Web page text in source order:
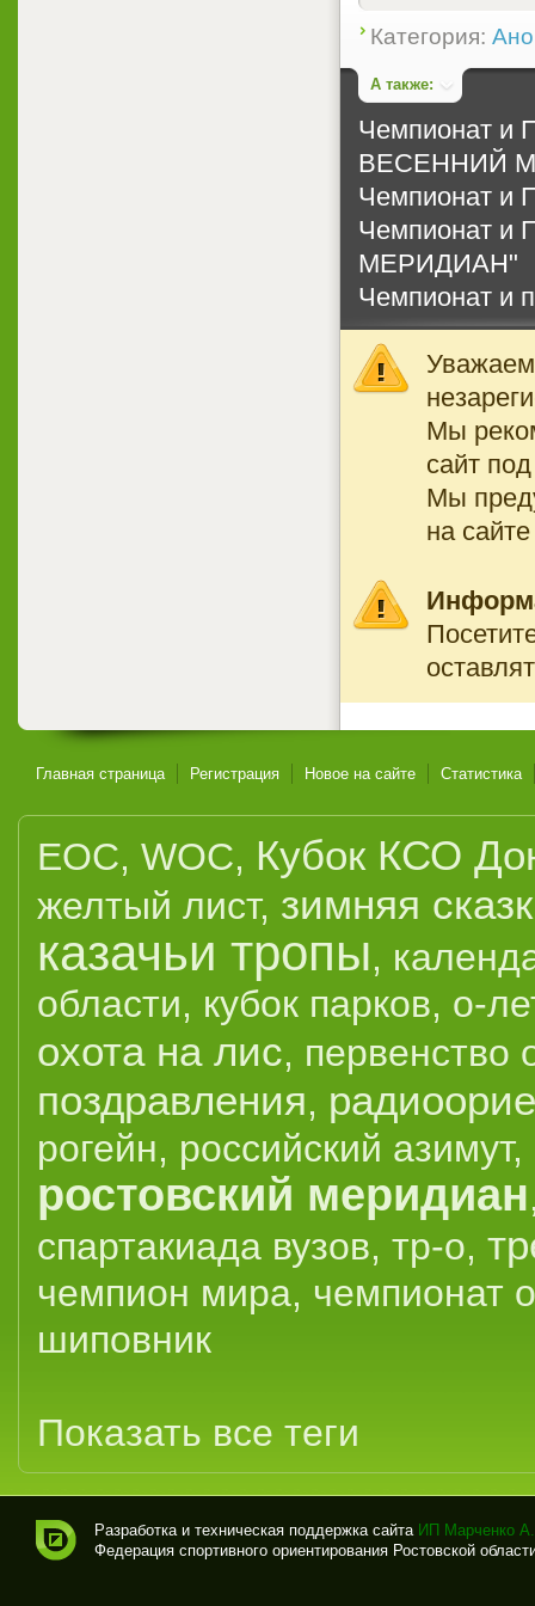
Категория:
А также:
Чемпионат и
ВЕСЕННИЙ
Чемпионат и
Чемпионат и
МЕРИДИАН"
Чемпионат и
Мы
сайт
Мы
на
Главная страница Регистрация Новое на сайте Статистика
EOC, WOC, Кубок КСО
желтый лист, зимняя
казачьи тропы,
области, кубок парков, о-
охота на лис, первенство
поздравления,
рогейн, российский азимут,
ростовский меридиан
спартакиада вузов, тр-о,
чемпион мира, чемпионат
шиповник
Показать все теги
Разработка и техническая поддержка сайта ИП Марченко
Федерация спортивного ориентирования Ростовской